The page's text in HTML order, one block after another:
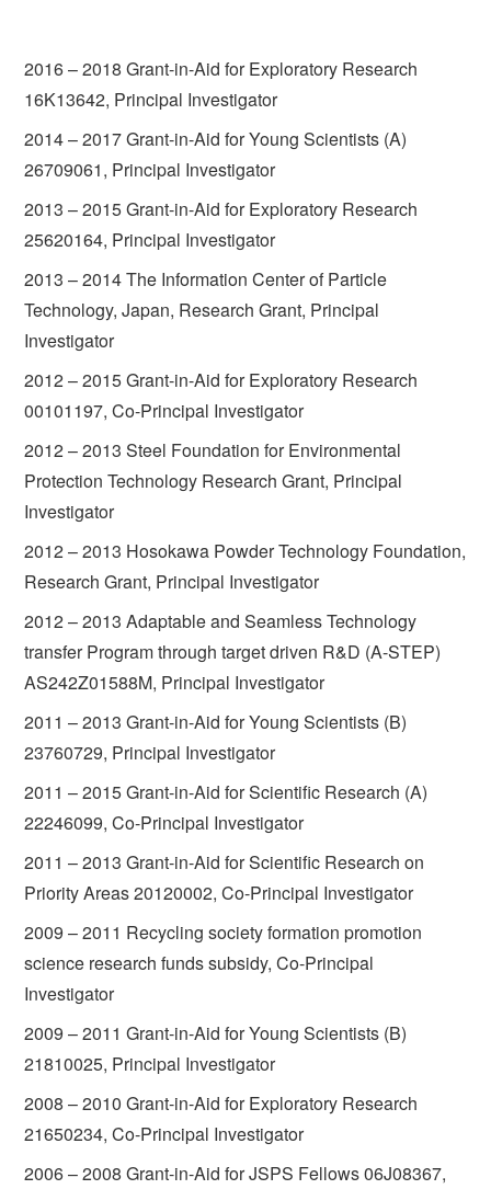
2016 – 2018 Grant-in-Aid for Exploratory Research
16K13642, Principal Investigator
2014 – 2017 Grant-in-Aid for Young Scientists (A)
26709061, Principal Investigator
2013 – 2015 Grant-in-Aid for Exploratory Research
25620164, Principal Investigator
2013 – 2014 The Information Center of Particle
Technology, Japan, Research Grant, Principal
Investigator
2012 – 2015 Grant-in-Aid for Exploratory Research
00101197, Co-Principal Investigator
2012 – 2013 Steel Foundation for Environmental
Protection Technology Research Grant, Principal
Investigator
2012 – 2013 Hosokawa Powder Technology Foundation,
Research Grant, Principal Investigator
2012 – 2013 Adaptable and Seamless Technology
transfer Program through target driven R&D (A-STEP)
AS242Z01588M, Principal Investigator
2011 – 2013 Grant-in-Aid for Young Scientists (B)
23760729, Principal Investigator
2011 – 2015 Grant-in-Aid for Scientific Research (A)
22246099, Co-Principal Investigator
2011 – 2013 Grant-in-Aid for Scientific Research on
Priority Areas 20120002, Co-Principal Investigator
2009 – 2011 Recycling society formation promotion
science research funds subsidy, Co-Principal
Investigator
2009 – 2011 Grant-in-Aid for Young Scientists (B)
21810025, Principal Investigator
2008 – 2010 Grant-in-Aid for Exploratory Research
21650234, Co-Principal Investigator
2006 – 2008 Grant-in-Aid for JSPS Fellows 06J08367,